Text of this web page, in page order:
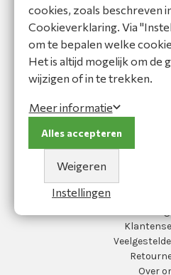
MOC
info@moc-
Over
cookies, zoals beschreven
Cookieverklaring. Via
om te bepalen welke
Het is altijd mogelijk om de
wijzigen of in te trekken.
Meer informatie
Instellingen
Weigeren
Alles accepteren